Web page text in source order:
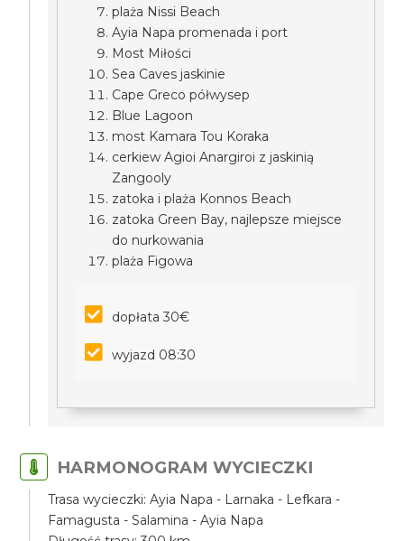
plaża Nissi Beach
Ayia Napa promenada i port
Most Miłości
Sea Caves jaskinie
Cape Greco półwysep
Blue Lagoon
most Kamara Tou Koraka
cerkiew Agioi Anargiroi z jaskinią
Zangooly
zatoka i plaża Konnos Beach
zatoka Green Bay, najlepsze miejsce
do nurkowania
plaża Figowa
dopłata 30€
wyjazd 08:30
HARMONOGRAM WYCIECZKI
Trasa wycieczki: Ayia Napa - Larnaka - Lefkara -
Famagusta - Salamina - Ayia Napa